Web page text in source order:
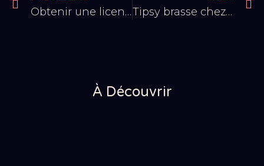
Obtenir une licence pour vendre des bières Tipsy brasse chez AERoFAB ! Video
À Découvrir